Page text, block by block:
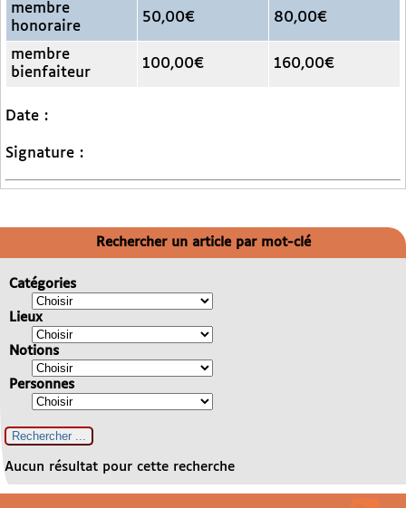
membre
honoraire
50,00€ 80,00€
membre
bienfaiteur
100,00€ 160,00€
Date :
Signature :
Rechercher un article par mot-clé
Catégories
Lieux
Notions
Personnes
Aucun résultat pour cette recherche